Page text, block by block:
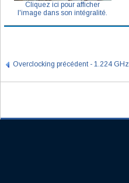
Cliquez ici pour afficher
l'image dans son intégralité.
Overclocking précédent - 1.224 GHz